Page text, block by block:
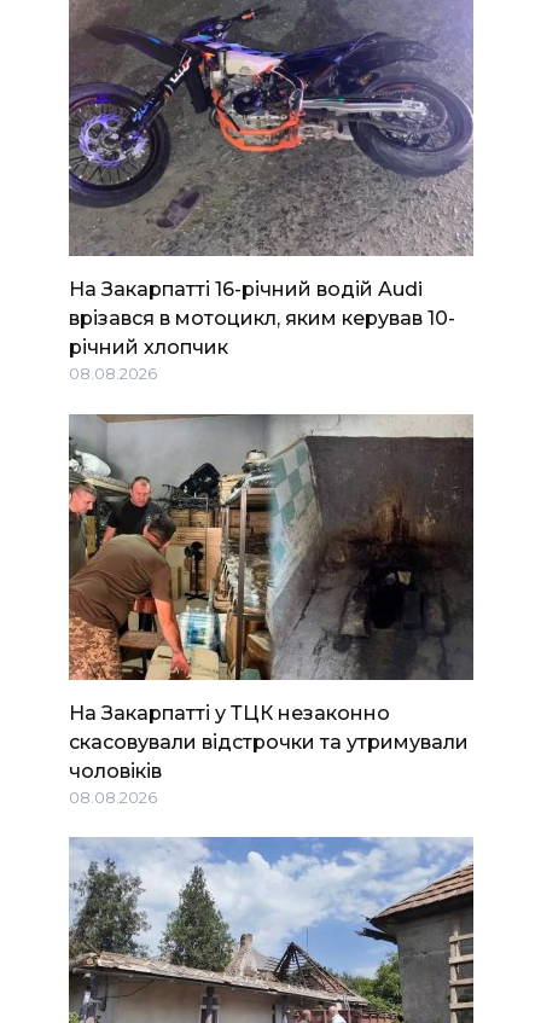
На Закарпатті 16-річний водій Audi
врізався в мотоцикл, яким керував 10-
річний хлопчик
08.08.2026
На Закарпатті у ТЦК незаконно
скасовували відстрочки та утримували
чоловіків
08.08.2026